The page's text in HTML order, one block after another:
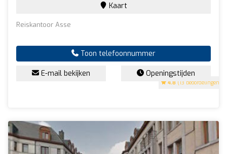
4.8 (13 beoordelingen)
Kaart
Reiskantoor Asse
Toon telefoonnummer
E-mail bekijken Openingstijden